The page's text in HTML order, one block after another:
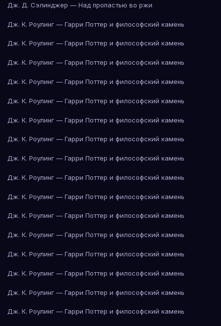
Дж. Д. Сэлинджер — Над пропастью во ржи
Дж. К. Роулинг — Гарри Поттер и философский камень
Дж. К. Роулинг — Гарри Поттер и философский камень
Дж. К. Роулинг — Гарри Поттер и философский камень
Дж. К. Роулинг — Гарри Поттер и философский камень
Дж. К. Роулинг — Гарри Поттер и философский камень
Дж. К. Роулинг — Гарри Поттер и философский камень
Дж. К. Роулинг — Гарри Поттер и философский камень
Дж. К. Роулинг — Гарри Поттер и философский камень
Дж. К. Роулинг — Гарри Поттер и философский камень
Дж. К. Роулинг — Гарри Поттер и философский камень
Дж. К. Роулинг — Гарри Поттер и философский камень
Дж. К. Роулинг — Гарри Поттер и философский камень
Дж. К. Роулинг — Гарри Поттер и философский камень
Дж. К. Роулинг — Гарри Поттер и философский камень
Дж. К. Роулинг — Гарри Поттер и философский камень
Дж. К. Роулинг — Гарри Поттер и философский камень